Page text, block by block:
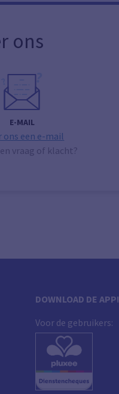
ons
E-MAIL
ons een e-mail
vraag of klacht?
DOWNLOAD DE APP!
Voor de gebruikers: